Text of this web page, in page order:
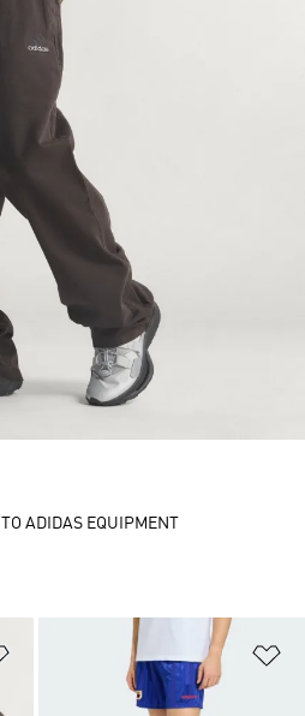
Añadir a la lista de deseos
ADIDAS EQUIPMENT